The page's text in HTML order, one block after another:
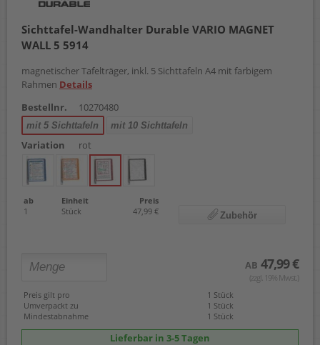
Sichttafel-Wandhalter Durable VARIO MAGNET
WALL 5 5914
magnetischer Tafelträger, inkl. 5 Sichttafeln A4 mit farbigem
Rahmen Details
Bestellnr.
10270480
mit 5 Sichttafeln mit 10 Sichttafeln
Variation rot
ab Einheit
Preis
1
Stück 47,99 € Zubehör
AB 47,99 €
(zzgl. 19% Mwst.)
Preis gilt pro
1 Stück
Umverpackt zu
1 Stück
Mindestabnahme
1 Stück
Lieferbar in 3-5 Tagen